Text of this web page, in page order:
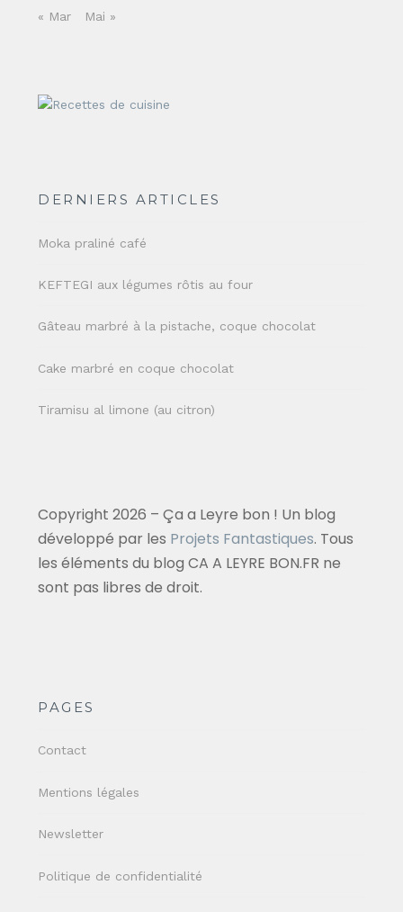
« Mar Mai »
DERNIERS ARTICLES
Moka praliné café
KEFTEGI aux légumes rôtis au four
Gâteau marbré à la pistache, coque chocolat
Cake marbré en coque chocolat
Tiramisu al limone (au citron)
Copyright 2026 – Ça a Leyre bon ! Un blog
développé par les Projets Fantastiques. Tous
les éléments du blog CA A LEYRE BON.FR ne
sont pas libres de droit.
PAGES
Contact
Mentions légales
Newsletter
Politique de confidentialité